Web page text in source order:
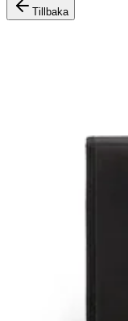
Tillbaka